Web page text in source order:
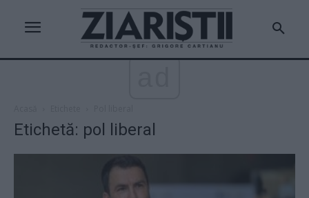
Etichetă: pol liberal